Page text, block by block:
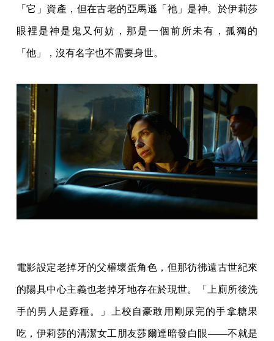
「它」資產，但在古老的亞馬遜「祂」是神。於伊莉莎
眼裡是神是鬼又何妨，那是一個前所未有，孤獨的
「他」，沒有名字也不需要身世。
電影設定老掉牙的父權壞蛋角色，但那彷彿遠古世紀來
的陽具中心主義也老掉牙地存在於現世。「上廁所後洗
手的男人是孬種。」上校自豪敢用剛尿完的手拿糖果
吃，伊莉莎的清潔女工朋友莎爾達暗發白眼——不就是